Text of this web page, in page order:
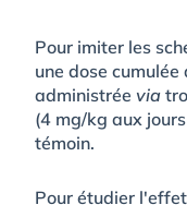
Pour imiter les
une dose
administrée via
(4 mg/kg aux
témoin.
Pour étudier